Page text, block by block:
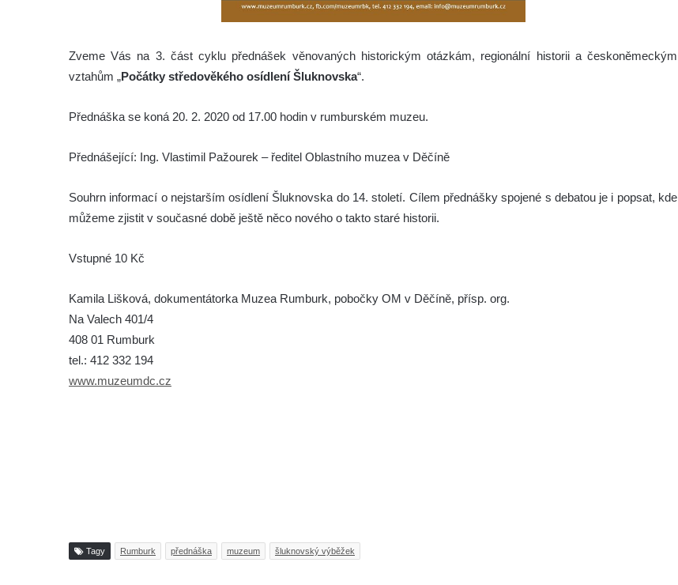
Zveme Vás na 3. část cyklu přednášek věnovaných historickým otázkám, regionální historii a českoněmeckým
vztahům „Počátky středověkého osídlení Šluknovska“.
Přednáška se koná 20. 2. 2020 od 17.00 hodin v rumburském muzeu.
Přednášející: Ing. Vlastimil Pažourek – ředitel Oblastního muzea v Děčíně
Souhrn informací o nejstarším osídlení Šluknovska do 14. století. Cílem přednášky spojené s debatou je i popsat, kde
můžeme zjistit v současné době ještě něco nového o takto staré historii.
Vstupné 10 Kč
Kamila Lišková, dokumentátorka Muzea Rumburk, pobočky OM v Děčíně, přísp. org.
Na Valech 401/4
408 01 Rumburk
tel.: 412 332 194
www.muzeumdc.cz
Tagy Rumburk přednáška muzeum šluknovský výběžek